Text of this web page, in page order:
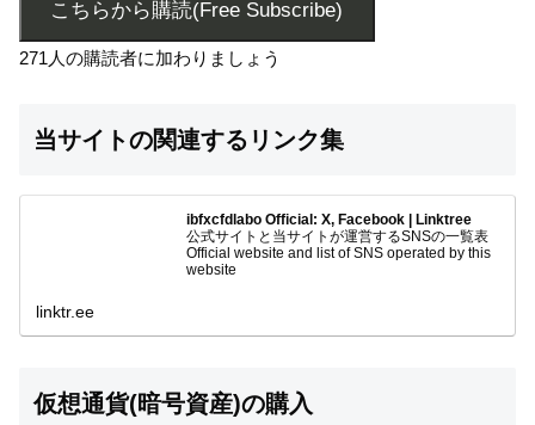
こちらから購読(Free Subscribe)
271人の購読者に加わりましょう
当サイトの関連するリンク集
ibfxcfdlabo Official: X, Facebook | Linktree
公式サイトと当サイトが運営するSNSの一覧表
Official website and list of SNS operated by this
website
linktr.ee
仮想通貨(暗号資産)の購入